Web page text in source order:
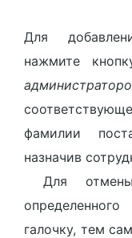
Для
нажмите
фамилии
назначив
Для
галочку, тем